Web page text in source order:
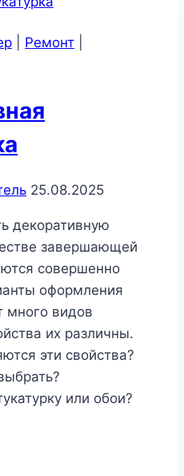
Ремонт
25.08.2025
декоративную
завершающей
совершенно
оформления
много видов
их различны.
эти свойства?
или обои?